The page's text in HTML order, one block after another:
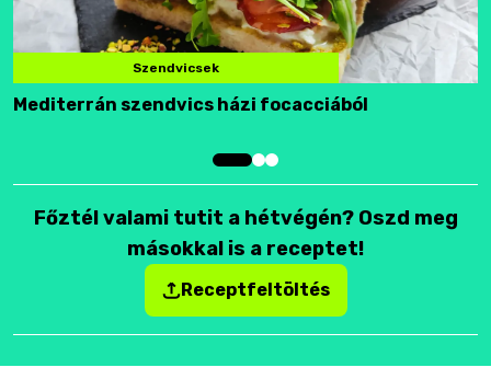
Szendvicsek
Mediterrán szendvics házi focacciából
Főztél valami tutit a hétvégén? Oszd meg
másokkal is a receptet!
Receptfeltöltés